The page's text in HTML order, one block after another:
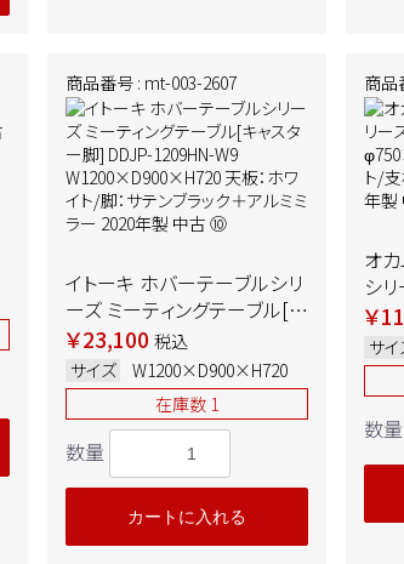
商品番号 : mt-003-2607
イトーキ ホバーテーブルシリ
ーズ ミーティングテーブル[キ
ャスター脚] DDJP-1209HN-
W9 W1200×D900×H720
天板：ホワイト/脚：サテンブラ
ック＋アルミミラー 2020年
製 中古 ➉
￥23,100 税込
サイズ
W1200×D900×H720
在庫数 1
数量
カートに入れる
商品
オ
シ
天
セ
製
￥
サイ
数量